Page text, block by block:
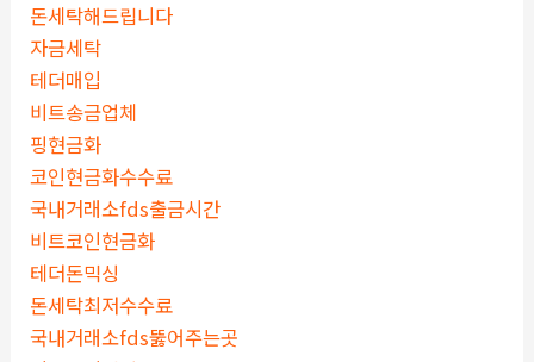
돈세탁해드립니다
자금세탁
테더매입
비트송금업체
핑현금화
코인현금화수수료
국내거래소fds출금시간
비트코인현금화
테더돈믹싱
돈세탁최저수수료
국내거래소fds뚫어주는곳